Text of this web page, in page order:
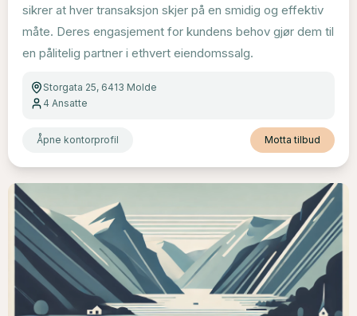
sikrer at hver transaksjon skjer på en smidig og effektiv
måte. Deres engasjement for kundens behov gjør dem til
en pålitelig partner i ethvert eiendomssalg.
Storgata 25, 6413 Molde
4 Ansatte
Åpne kontorprofil Motta tilbud